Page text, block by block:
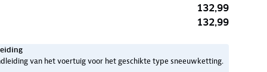
132,99
132,99
van het voertuig voor het geschikte type sneeuwketting.